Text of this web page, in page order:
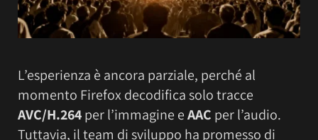
L’esperienza è ancora parziale, perché al
momento Firefox decodifica solo tracce
AVC/H.264per l’immagine eAAC per l’audio.
Tuttavia, il team di sviluppo ha promesso di